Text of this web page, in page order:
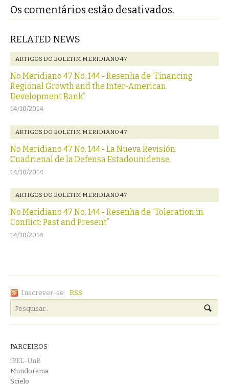
Os comentários estão desativados.
RELATED NEWS
ARTIGOS DO BOLETIM MERIDIANO 47
No Meridiano 47 No. 144 - Resenha de “Financing
Regional Growth and the Inter-American
Development Bank”
14/10/2014
ARTIGOS DO BOLETIM MERIDIANO 47
No Meridiano 47 No. 144 - La Nueva Revisión
Cuadrienal de la Defensa Estadounidense
14/10/2014
ARTIGOS DO BOLETIM MERIDIANO 47
No Meridiano 47 No. 144 - Resenha de “Toleration in
Conflict: Past and Present”
14/10/2014
Inscrever-se: RSS
PARCEIROS
iREL-UnB
Mundorama
Scielo